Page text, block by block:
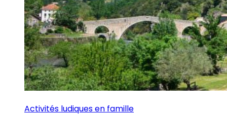
Activités ludiques en famille